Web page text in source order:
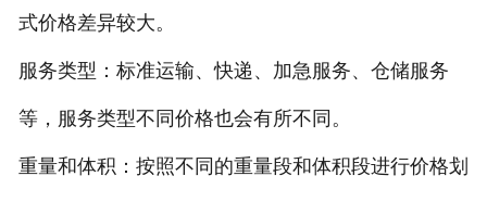
式价格差异较大。
服务类型：标准运输、快递、加急服务、仓储服务
等，服务类型不同价格也会有所不同。
重量和体积：按照不同的重量段和体积段进行价格划